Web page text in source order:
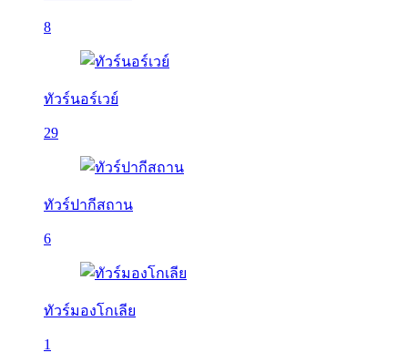
8
ทัวร์นอร์เวย์
29
ทัวร์ปากีสถาน
6
ทัวร์มองโกเลีย
1